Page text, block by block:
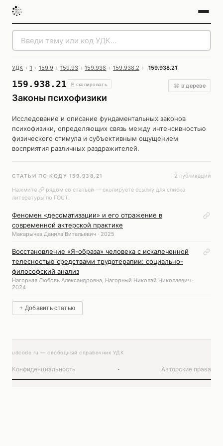
УДК › 1 › 159.9 › 159.93 › 159.938 › 159.938.2 › 159.938.21
159.938.21 ⎘ скопировать
Законы психофизики
⌘ в дереве
Исследование и описание фундаментальных законов
психофизики, определяющих связь между интенсивностью
физического стимула и субъективным ощущением
восприятия различных раздражителей.
СТАТЬИ ПО КОДУ 159.938.21
2 публикаций
Нажмите
рядом со статьёй — скопируете ссылку для списка
литературы по ГОСТ.
Феномен «десоматизации» и его отражение в
современной актерской практике
Макарычев Данила Витальевич · 2025
Восстановление «Я-образа» человека с искалеченной
телесностью средствами трудотерапии: социально-
философский анализ
Нагорная Любовь Александровна, Нагорный Николай Николаевич ·
2024
+ Добавить статью
udcode.ru — свободный справочник УДК
Конфиденциальность · Авторские права